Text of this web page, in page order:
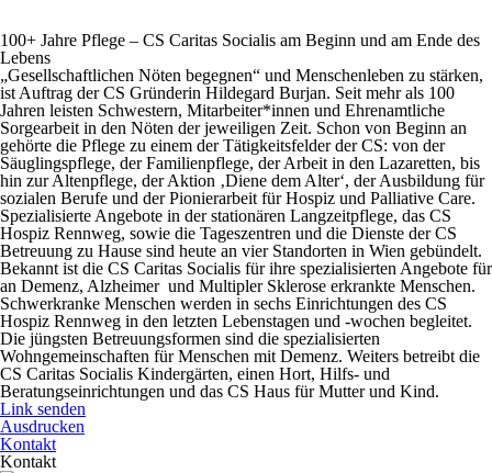
100+ Jahre Pflege – CS Caritas Socialis am Beginn und am Ende des
Lebens
„Gesellschaftlichen Nöten begegnen“ und Menschenleben zu stärken,
ist Auftrag der CS Gründerin Hildegard Burjan. Seit mehr als 100
Jahren leisten Schwestern, Mitarbeiter*innen und Ehrenamtliche
Sorgearbeit in den Nöten der jeweiligen Zeit. Schon von Beginn an
gehörte die Pflege zu einem der Tätigkeitsfelder der CS: von der
Säuglingspflege, der Familienpflege, der Arbeit in den Lazaretten, bis
hin zur Altenpflege, der Aktion ‚Diene dem Alter‘, der Ausbildung für
sozialen Berufe und der Pionierarbeit für Hospiz und Palliative Care.
Spezialisierte Angebote in der stationären Langzeitpflege, das CS
Hospiz Rennweg, sowie die Tageszentren und die Dienste der CS
Betreuung zu Hause sind heute an vier Standorten in Wien gebündelt.
Bekannt ist die CS Caritas Socialis für ihre spezialisierten Angebote für
an Demenz, Alzheimer und Multipler Sklerose erkrankte Menschen.
Schwerkranke Menschen werden in sechs Einrichtungen des CS
Hospiz Rennweg in den letzten Lebenstagen und -wochen begleitet.
Die jüngsten Betreuungsformen sind die spezialisierten
Wohngemeinschaften für Menschen mit Demenz. Weiters betreibt die
CS Caritas Socialis Kindergärten, einen Hort, Hilfs- und
Beratungseinrichtungen und das CS Haus für Mutter und Kind.
Link senden
Ausdrucken
Kontakt
Kontakt